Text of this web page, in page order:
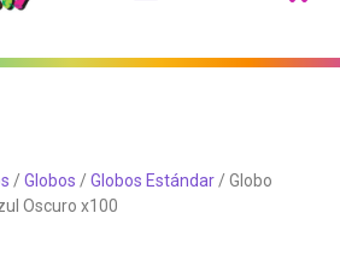
/Globos /Globos Estándar / Globo
Oscuro x100